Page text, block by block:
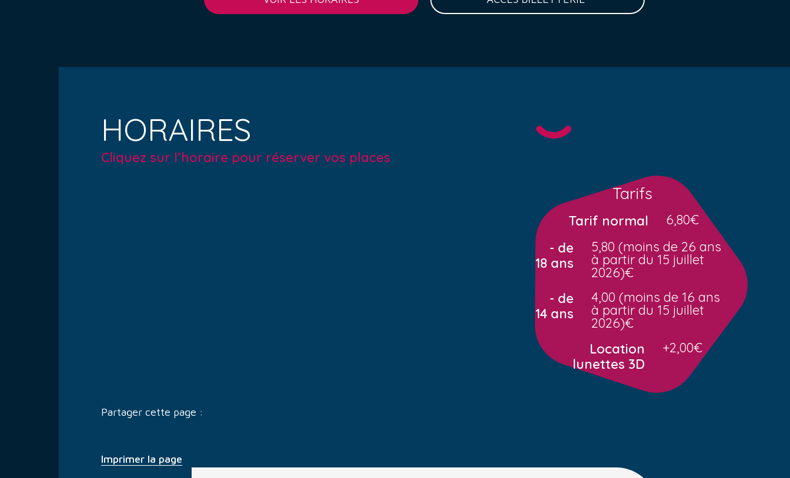
HORAIRES
Cliquez sur l’horaire pour réserver vos places
Tarifs
Tarif normal
6,80€
- de
18 ans
5,80 (moins de 26 ans
à partir du 15 juillet
2026)€
- de
14 ans
4,00 (moins de 16 ans
à partir du 15 juillet
2026)€
Location
lunettes 3D
+2,00€
Partager cette page :
Imprimer la page